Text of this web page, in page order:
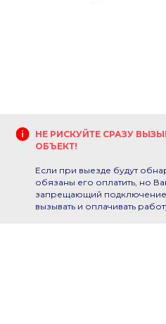
НЕ РИСКУЙТЕ СРАЗУ
ОБЪЕКТ!
Если при выезде будут
обязаны его оплатить, но
запрещающий подключение
вызывать и оплачивать